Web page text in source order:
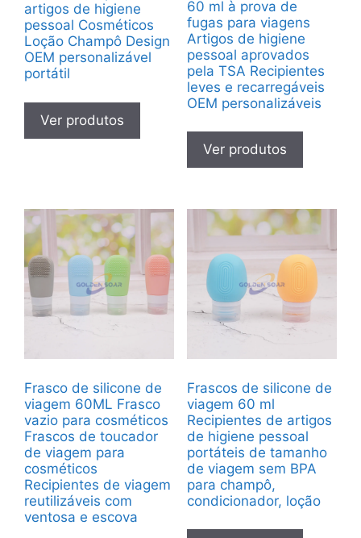
artigos de higiene
pessoal Cosméticos
Loção Champô Design
OEM personalizável
portátil
Ver produtos
60 ml à prova de
fugas para viagens
Artigos de higiene
pessoal aprovados
pela TSA Recipientes
leves e recarregáveis
OEM personalizáveis
Ver produtos
Frasco de silicone de
viagem 60ML Frasco
vazio para cosméticos
Frascos de toucador
de viagem para
cosméticos
Recipientes de viagem
reutilizáveis com
ventosa e escova
Frascos de silicone de
viagem 60 ml
Recipientes de artigos
de higiene pessoal
portáteis de tamanho
de viagem sem BPA
para champô,
condicionador, loção